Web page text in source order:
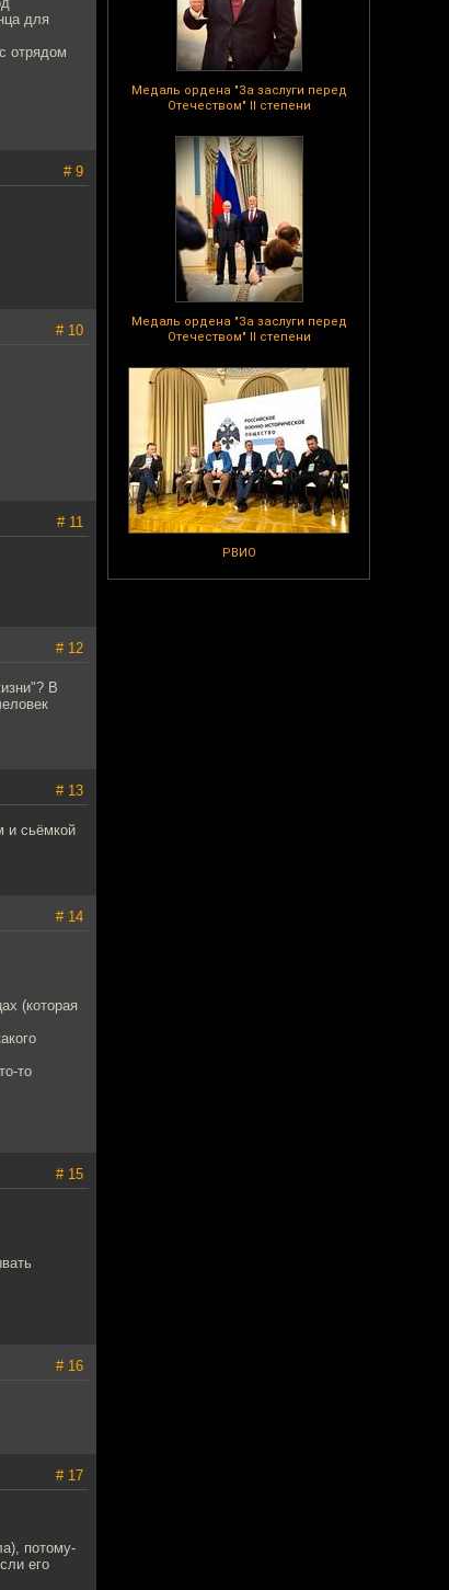
Медаль ордена "За заслуги перед
Отечеством" II степени
Медаль ордена "За заслуги перед
Отечеством" II степени
РВИО
для
отрядом
# 9
# 10
# 11
# 12
В
# 13
и сьёмкой
# 14
(которая
то
# 15
# 16
# 17
потому-
его